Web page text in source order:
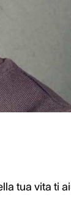
tua vita ti